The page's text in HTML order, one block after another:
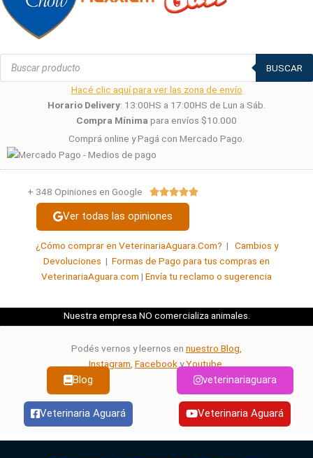
Búsqueda
productos
BUSCAR
Hacé clic aquí para ver las zona de envío
Horario Delivery: 13:00HS a 17:00HS de Lun a Sáb.
Compra Mínima para envíos $10.000
Comprá online y Pagá con Mercado Pago.
+ 348 Opiniones en Google Valorado
5
Ver todas las opiniones
¿Cómo comprar en VeterinariaAguara.Com? | Cambios y
Devoluciones | Formas de Pago para tus compras en
VeterinariaAguara.com | Envía tu reclamo o sugerencia
Nuestra empresa NO comercializa animales.
Podés vernos y leernos en nuestro Blog
Instagram FacebookyYoutube
Blog veterinariaguara
Veterinaria Aguará Veterinaria Aguará